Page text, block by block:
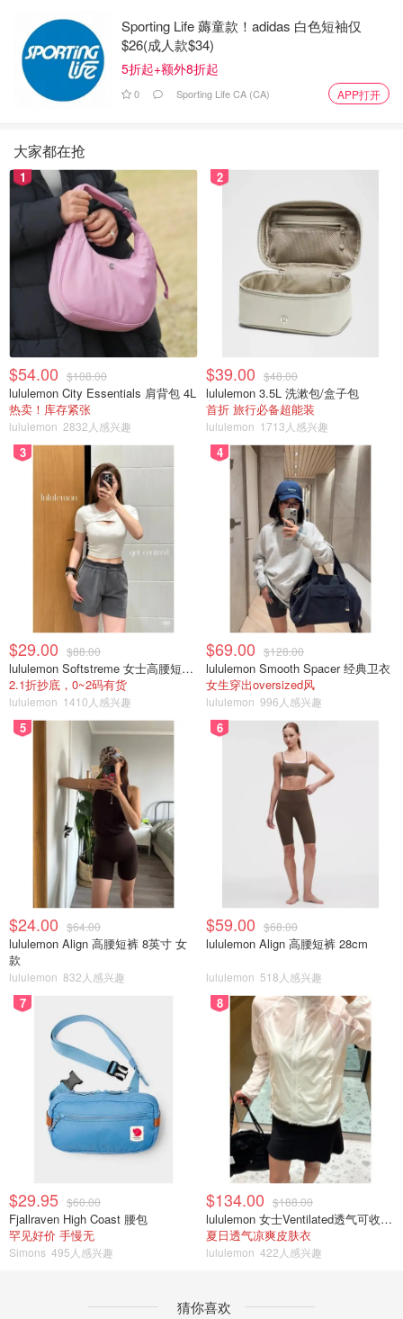
Sporting Life 薅童款！adidas 白色短袖仅
$26(成人款$34)
5折起+额外8折起
0 Sporting Life CA (CA) APP打开
大家都在抢
1
$54.00 $108.00
lululemon City Essentials 肩背包 4L
热卖！库存紧张
lululemon 2832人感兴趣
2
$39.00 $48.00
lululemon 3.5L 洗漱包/盒子包
首折 旅行必备超能装
lululemon 1713人感兴趣
3
$29.00 $88.00
lululemon Softstreme 女士高腰短裤 10cm
2.1折抄底，0~2码有货
lululemon 1410人感兴趣
4
$69.00 $128.00
lululemon Smooth Spacer 经典卫衣
女生穿出oversized风
lululemon 996人感兴趣
5
$24.00 $64.00
lululemon Align 高腰短裤 8英寸 女
款
lululemon 832人感兴趣
6
$59.00 $68.00
lululemon Align 高腰短裤 28cm
lululemon 518人感兴趣
7
$29.95 $60.00
Fjallraven High Coast 腰包
罕见好价 手慢无
Simons 495人感兴趣
8
$134.00 $188.00
lululemon 女士Ventilated透气可收纳跑步夹克
夏日透气凉爽皮肤衣
lululemon 422人感兴趣
猜你喜欢